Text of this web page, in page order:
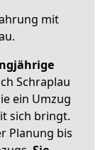
mit
.
Schraplau
ein Umzug
sich bringt.
Planung bis